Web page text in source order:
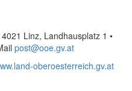
Linz, Landhausplatz 1 •
post@ooe.gv.at
oberoesterreich.gv.at